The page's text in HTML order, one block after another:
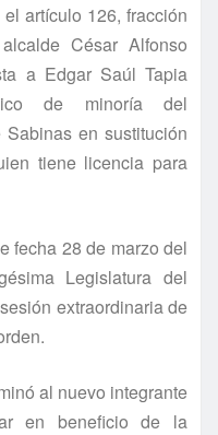
artí­culo 126, fracción
César Alfonso
a Edgar Saúl Tapia
de minorí­a del
en sustitución
tiene licencia para
fecha 28 de marzo del
Legislatura del
extraordinaria de
al nuevo integrante
en beneficio de la